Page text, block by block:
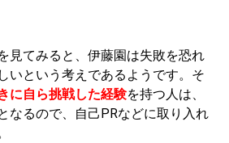
見てみると、伊藤園は失敗を恐れ
いという考えであるようです。そ
に自ら挑戦した経験を持つ人は、
なるので、自己PRなどに取り入れ